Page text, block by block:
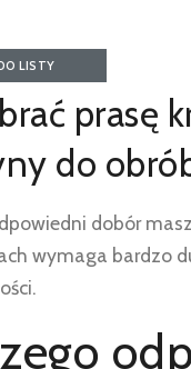
LISTY
prasę
do
dobór
wymaga bardzo